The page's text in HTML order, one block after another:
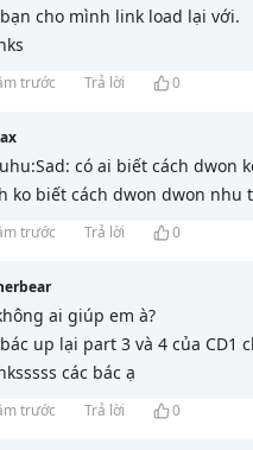
bạn cho mình link load lại với.
trước Trả lời 0
có ai biết cách dwon
ko biết cách dwon dwon nhu
trước Trả lời 0
ai giúp em à?
up lại part 3 và 4 của CD1
các bác ạ
trước Trả lời 0